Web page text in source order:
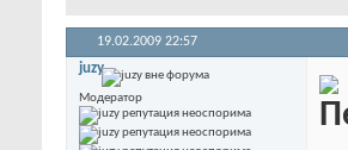
19.02.2009 22:57
juzy
Модератор